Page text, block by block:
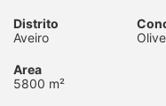
Distrito
Aveiro
Area
5800 m²